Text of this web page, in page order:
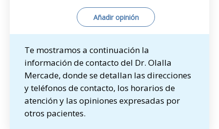
Añadir opinión
Te mostramos a continuación la
información de contacto del Dr. Olalla
Mercade, donde se detallan las direcciones
y teléfonos de contacto, los horarios de
atención y las opiniones expresadas por
otros pacientes.